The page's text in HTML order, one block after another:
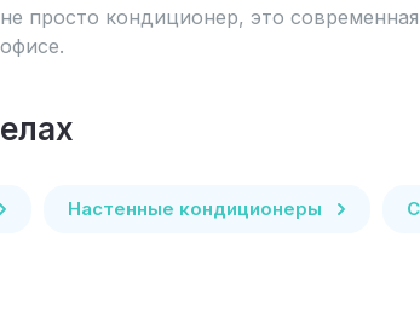
просто кондиционер, это
Настенные кондиционеры